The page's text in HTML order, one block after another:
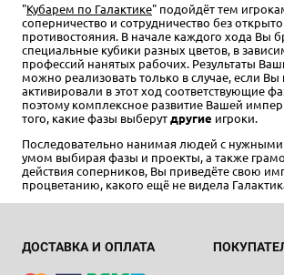
"Кубарем по Галактике" подойдёт тем
соперничество и сотрудничество без
противостояния. В начале каждого хода Вы
специальные кубики разных цветов, в
профессий нанятых рабочих. Результаты
можно реализовать только в случае, если Вы
активировали в этот ход соответствующие
поэтому комплексное развитие Вашей
того, какие фазы выберутдругие игроки.
Последовательно нанимая людей с
умом выбирая фазы и проекты, а также
действия соперников, Вы приведёте свою
процветанию, какого ещё не видела
ДОСТАВКА И ОПЛАТА